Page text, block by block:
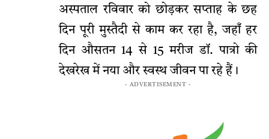
अस्पताल रविवार को छोड़कर सप्ताह के छह
दिन पूरी मुस्तैदी से काम कर रहा है, जहाँ हर
दिन औसतन 14 से 15 मरीज डॉ. पात्रो की
देखरेख में नया और स्वस्थ जीवन पा रहे हैं।
- ADVERTISEMENT -